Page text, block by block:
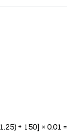
+ 150] × 0.01 =